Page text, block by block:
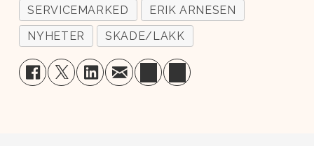
SERVICEMARKED
ERIK ARNESEN
NYHETER
SKADE/LAKK